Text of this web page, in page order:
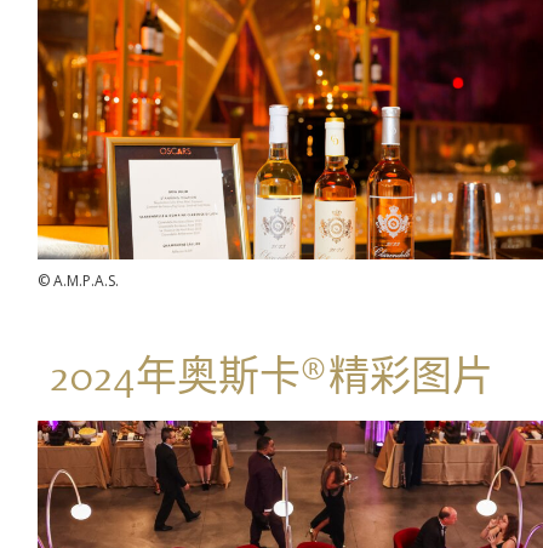
© A.M.P.A.S.
2024年奥斯卡®精彩图片